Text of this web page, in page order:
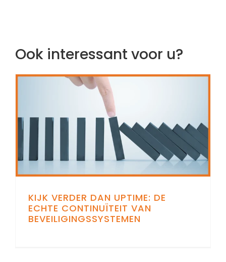
Ook interessant voor u?
KIJK VERDER DAN UPTIME: DE
ECHTE CONTINUÏTEIT VAN
BEVEILIGINGSSYSTEMEN